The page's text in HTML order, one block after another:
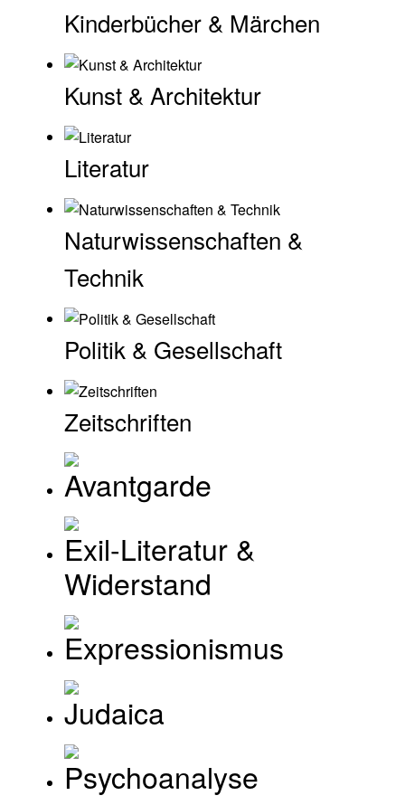
Kinderbücher & Märchen
Kunst & Architektur
Literatur
Naturwissenschaften &
Technik
Politik & Gesellschaft
Zeitschriften
Avantgarde
Exil-Literatur &
Widerstand
Expressionismus
Judaica
Psychoanalyse